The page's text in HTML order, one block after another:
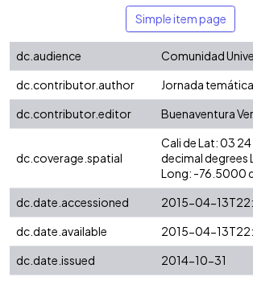
Simple item page
dc.audience
Comunidad
dc.contributor.author
Jornada
dc.contributor.editor
Buenaventura
dc.coverage.spatial
Cali de Lat: 03
decimal degrees
Long: -76.5000
dc.date.accessioned
2015-04-
dc.date.available
2015-04-
dc.date.issued
2014-10-31